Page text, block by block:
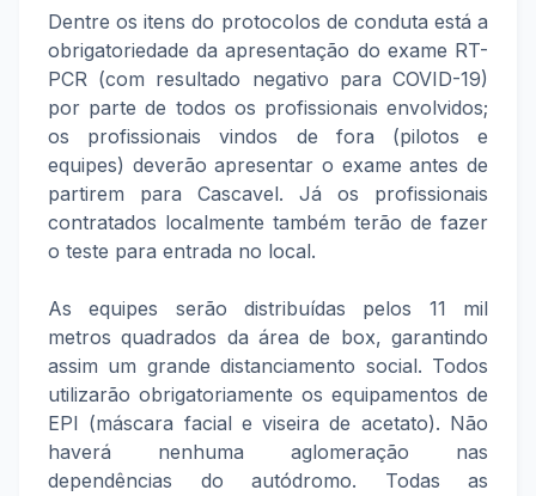
Dentre os itens do protocolos de conduta está a
obrigatoriedade da apresentação do exame RT-
PCR (com resultado negativo para COVID-19)
por parte de todos os profissionais envolvidos;
os profissionais vindos de fora (pilotos e
equipes) deverão apresentar o exame antes de
partirem para Cascavel. Já os profissionais
contratados localmente também terão de fazer
o teste para entrada no local.
As equipes serão distribuídas pelos 11 mil
metros quadrados da área de box, garantindo
assim um grande distanciamento social. Todos
utilizarão obrigatoriamente os equipamentos de
EPI (máscara facial e viseira de acetato). Não
haverá nenhuma aglomeração nas
dependências do autódromo. Todas as